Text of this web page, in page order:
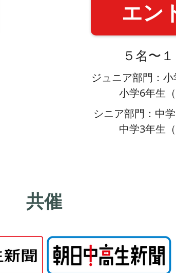
エン
５名〜
ジュニア部門：
小学6年生
シニア部門：中
中学3年生
共催